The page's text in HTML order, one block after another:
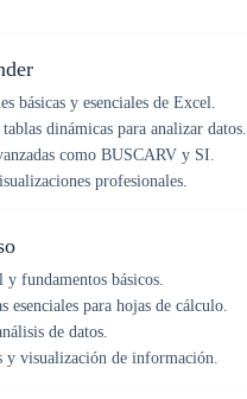
básicas y esenciales de Excel.
dinámicas para analizar datos.
como BUSCARV y SI.
profesionales.
fundamentos básicos.
esenciales para hojas de cálculo.
de datos.
y visualización de información.